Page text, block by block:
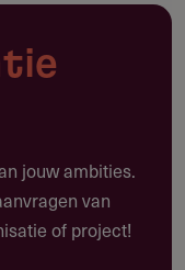
MKB
voor het MKB
het MKB
jouw ambities.
van
of project!